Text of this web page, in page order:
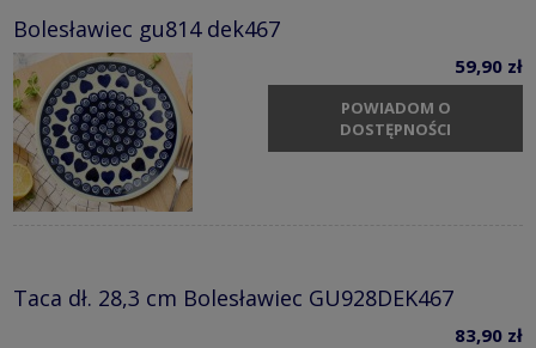
Bolesławiec gu814 dek467
59,90 zł
POWIADOM O
DOSTĘPNOŚCI
Taca dł. 28,3 cm Bolesławiec GU928DEK467
83,90 zł